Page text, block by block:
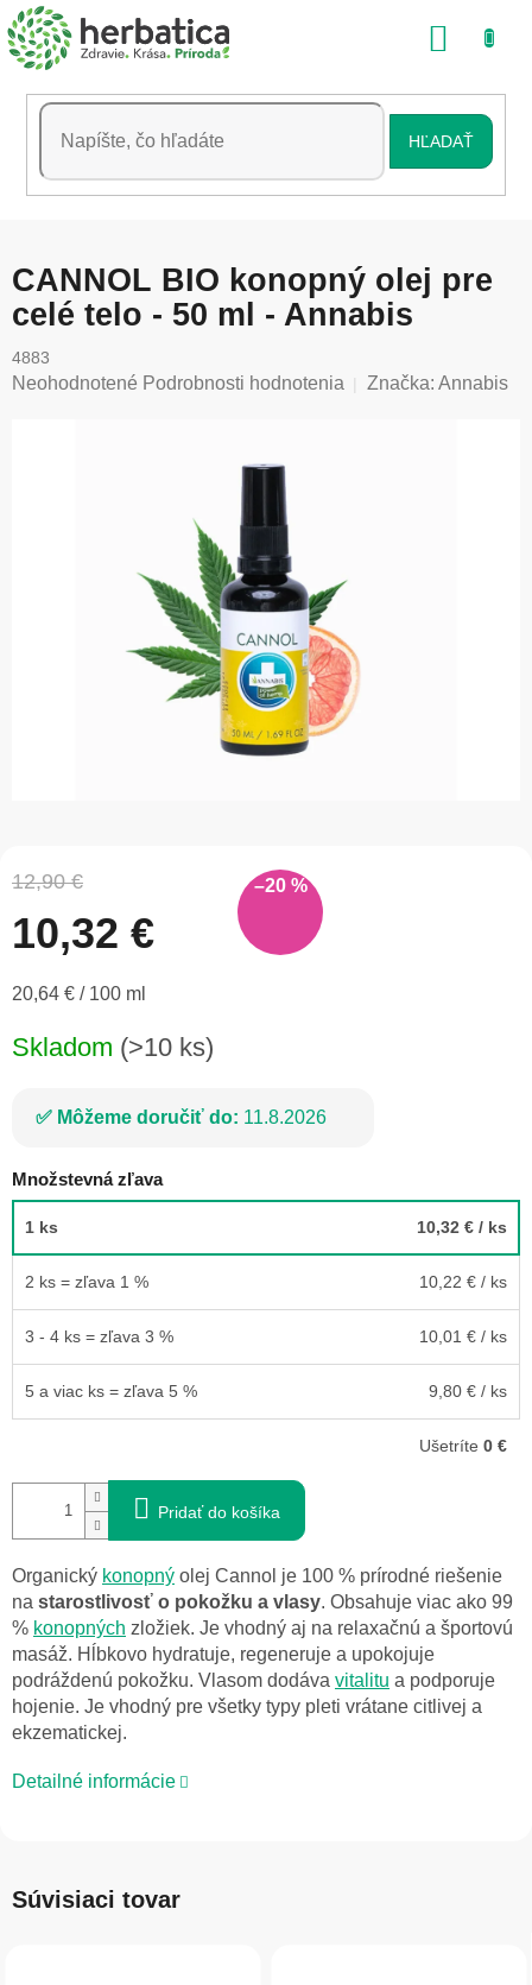
Prejsť
na
obsah
HĽADAŤ
CANNOL BIO konopný olej pre
celé telo - 50 ml - Annabis
4883
Priemerné
Neohodnotené Podrobnosti hodnotenia Značka: Annabis
12,90 € –20 %
10,32 €
Jednotková
20,64 € / 100 ml
Skladom (>10 ks)
Môžeme doručiť do: 11.8.2026
Množstevná zľava
1 ks 10,32 € / ks
2 ks = zľava 1 % 10,22 € / ks
3 - 4 ks = zľava 3 % 10,01 € / ks
5 a viac ks = zľava 5 % 9,80 € / ks
Ušetríte 0 €
Pridať do košíka
Organický konopný olej Cannol je 100 % prírodné riešenie
na starostlivosť o pokožku a vlasy. Obsahuje viac ako 99
% konopných zložiek. Je vhodný aj na relaxačnú a športovú
masáž. Hĺbkovo hydratuje, regeneruje a upokojuje
podráždenú pokožku. Vlasom dodáva vitalitu a podporuje
hojenie. Je vhodný pre všetky typy pleti vrátane citlivej a
ekzematickej.
Detailné informácie
Súvisiaci tovar